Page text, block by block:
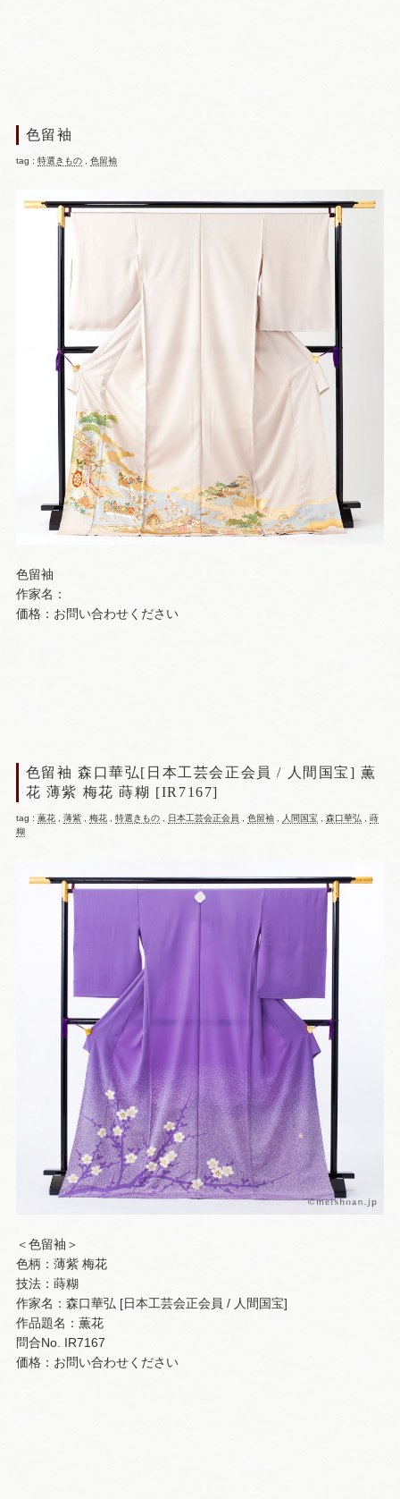
色留袖
tag : 特選きもの, 色留袖
色留袖
作家名：
価格：お問い合わせください
色留袖 森口華弘[日本工芸会正会員 / 人間国宝] 薫
花 薄紫 梅花 蒔糊 [IR7167]
tag : 薫花, 薄紫, 梅花, 特選きもの, 日本工芸会正会員 色留袖, 人間国宝 森口華弘
蒔
糊
＜色留袖＞
色柄：薄紫 梅花
技法：蒔糊
作家名：森口華弘 [日本工芸会正会員 / 人間国宝]
作品題名：薫花
問合No. IR7167
価格：お問い合わせください